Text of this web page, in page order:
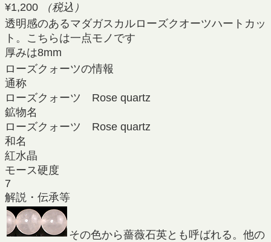
¥1,200
（税込）
透明感のあるマダガスカルローズクオーツハートカッ
ト。こちらは一点モノです
厚みは8mm
ローズクォーツの情報
通称
ローズクォーツ Rose quartz
鉱物名
ローズクォーツ Rose quartz
和名
紅水晶
モース硬度
7
解説・伝承等
その色から薔薇石英とも呼ばれる。他の